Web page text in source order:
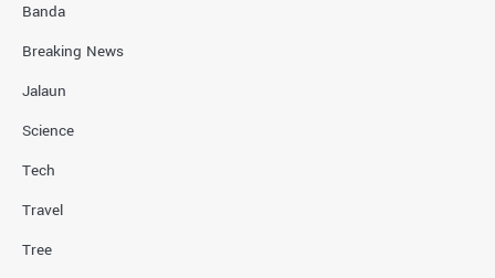
Banda
Breaking News
Jalaun
Science
Tech
Travel
Tree